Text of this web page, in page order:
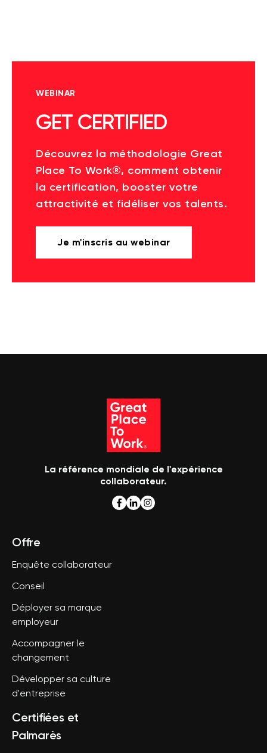
WEBINAR
GET CERTIFIED
Découvrez la méthodologie Great
Place To Work®, comment obtenir
la certification, booster votre
attractivité et fidéliser vos talents.
Je m'inscris au webinar
La référence mondiale de l'expérience
collaborateur.
Offre
Enquête collaborateur
Conseil
Déployer sa marque
employeur
Accompagner le
changement
Développer sa culture
d'entreprise
Certifiées et
Palmarès